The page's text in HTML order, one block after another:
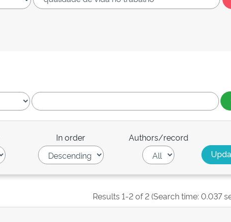
In order Authors/record
Results 1-2 of 2 (Search time: 0.037